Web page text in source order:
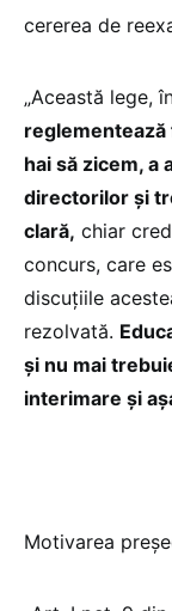
cererea de
„Această lege,
hai să zicem, a
directorilor și
clară, chiar
concurs, care
discuțiile
rezolvată.
și nu mai
interimare și
Motivarea